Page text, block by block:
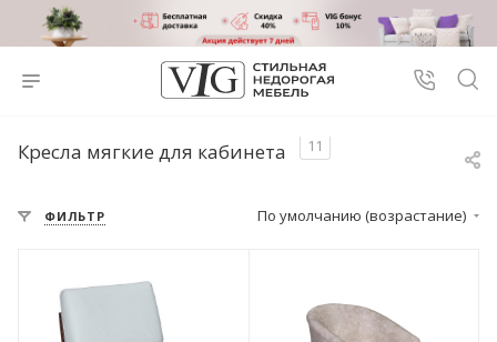
Кресла мягкие для кабинета 11
ФИЛЬТР По умолчанию (возрастание)